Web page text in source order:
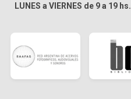
LUNES a VIERNES de 9 a 19 hs.